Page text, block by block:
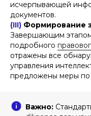
исчерпывающей
документов.
(III) Формирование
Завершающим этапом
подробного
отражены все
управления
предложены меры по
Важно: